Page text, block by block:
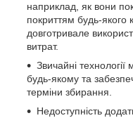
наприклад, як вони
покриттям будь-якого
довготривале
витрат.
Звичайні
будь-якому та
терміни збирання.
Недоступність